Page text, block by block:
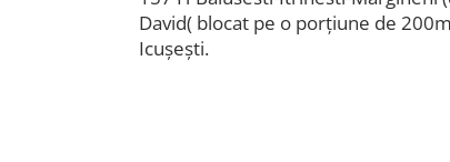
David( blocat pe o porțiune de
Icușești.